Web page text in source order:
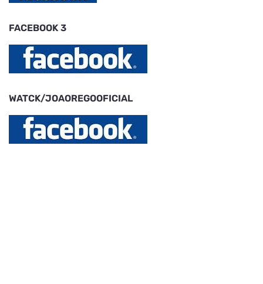
FACEBOOK 3
WATCK/JOAOREGOOFICIAL